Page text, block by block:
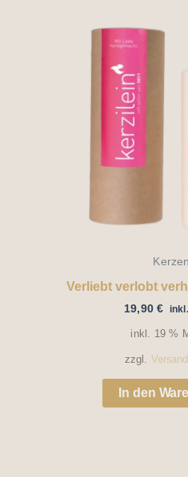
Kerzen
Verliebt verlobt
19,90€
inkl. 19 %
zzgl.
In den